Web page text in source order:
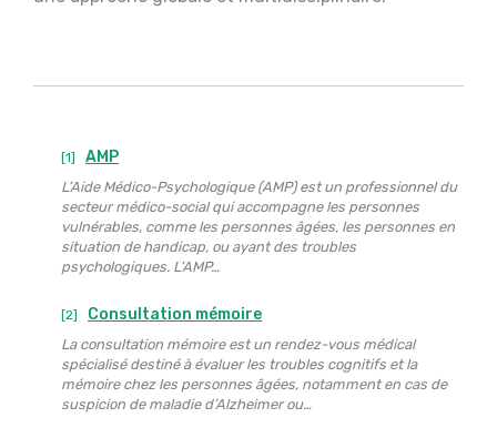
[1] AMP
L’Aide Médico-Psychologique (AMP) est un professionnel du
secteur médico-social qui accompagne les personnes
vulnérables, comme les personnes âgées, les personnes en
situation de handicap, ou ayant des troubles
psychologiques. L’AMP…
[2] Consultation mémoire
La consultation mémoire est un rendez-vous médical
spécialisé destiné à évaluer les troubles cognitifs et la
mémoire chez les personnes âgées, notamment en cas de
suspicion de maladie d’Alzheimer ou…